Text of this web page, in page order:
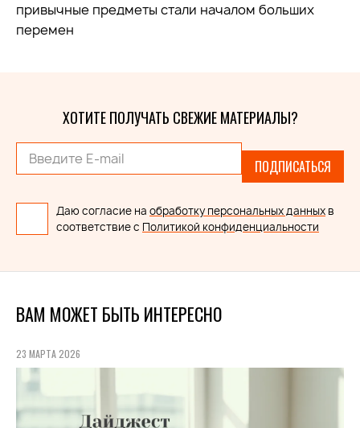
привычные предметы стали началом больших
перемен
ХОТИТЕ ПОЛУЧАТЬ СВЕЖИЕ МАТЕРИАЛЫ?
ПОДПИСАТЬСЯ
Даю согласие на обработку персональных данных в
соответствие с Политикой конфиденциальности
ВАМ МОЖЕТ БЫТЬ ИНТЕРЕСНО
23 МАРТА 2026